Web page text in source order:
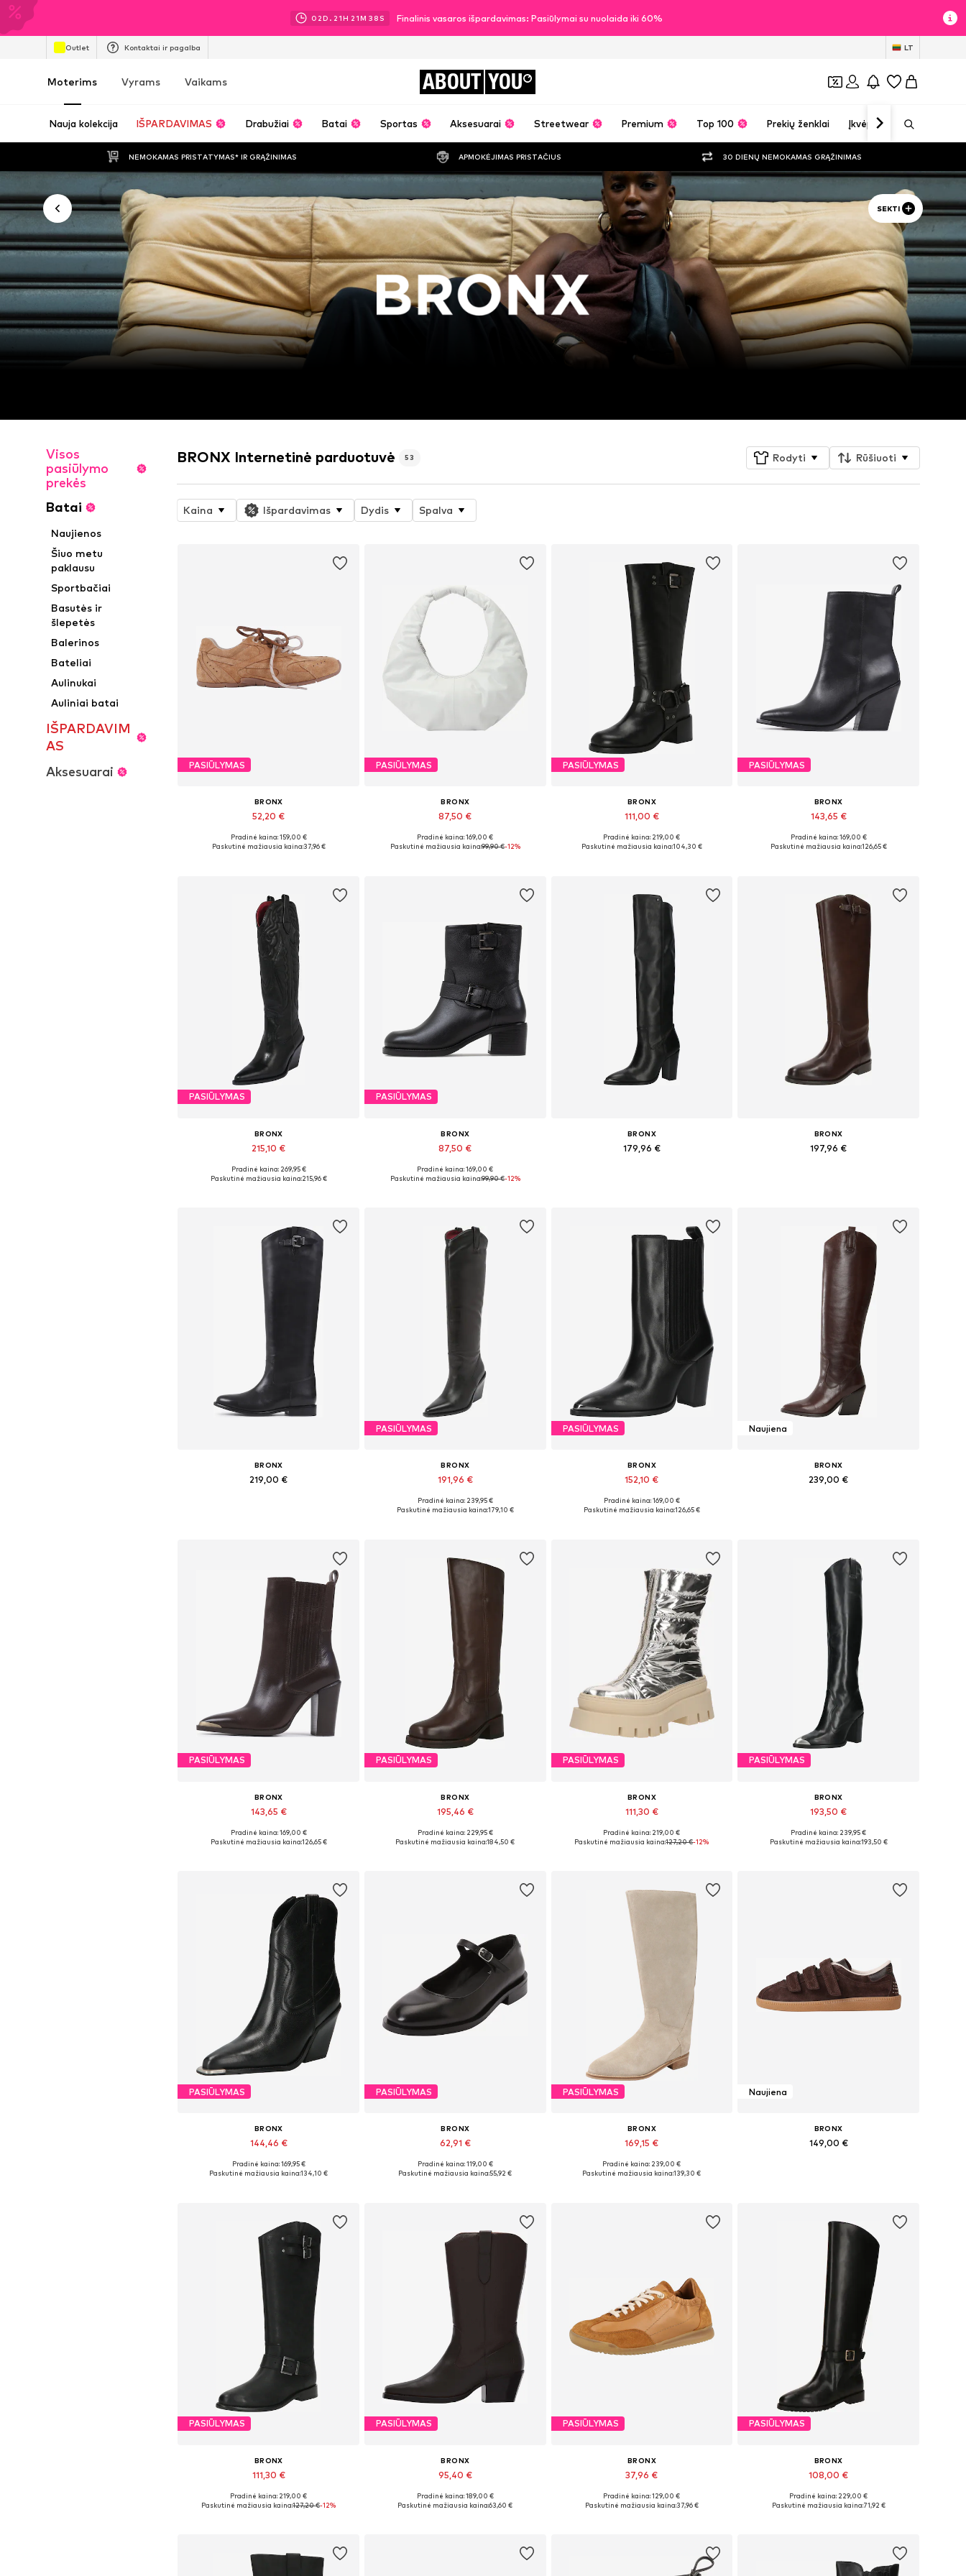
02D. 21H 21M 36 S Finalinis vasaros išpardavimas: Pasiūlymai su nuolaida iki 60%
Outlet Kontaktai ir pagalba LT
Moterims Vyrams Vaikams ABOUT YOU
Nauja kolekcija IŠPARDAVIMAS Drabužiai Batai Sportas Aksesuarai Streetwear Premium Top 100 Prekių ženklai Įkvėpimas
NEMOKAMAS PRISTATYMAS* IR GRĄŽINIMAS APMOKĖJIMAS PRISTAČIUS 30 DIENŲ NEMOKAMAS GRĄŽINIMAS
SEKTI
Visos
pasiūlymo
prekės
Batai
Naujienos
Šiuo metu
paklausu
Sportbačiai
Basutės ir
šlepetės
Balerinos
Bateliai
Aulinukai
Auliniai batai
IŠPARDAVIM
AS
Aksesuarai
BRONX Internetinė parduotuvė 53 Rodyti Rūšiuoti
Kaina Išpardavimas Dydis Spalva
PASIŪLYMAS
BRONX
52,20 €
Galimi dydžiai: 37, 38, 39, 40, 41, 42
Pradinė kaina: 159,00 €
Paskutinė mažiausia kaina:37,96 €
PASIŪLYMAS
BRONX
87,50 €
Galimi dydžiai: One Size
Pradinė kaina: 169,00 €
Paskutinė mažiausia kaina:99,90 €-12%
PASIŪLYMAS
BRONX
111,00 €
Galimi dydžiai: 37, 38, 39
Pradinė kaina: 219,00 €
Paskutinė mažiausia kaina:104,30 €
PASIŪLYMAS
BRONX
143,65 €
Galimi dydžiai: 37, 38, 39, 40, 41, 42
Pradinė kaina: 169,00 €
Paskutinė mažiausia kaina:126,65 €
PASIŪLYMAS
BRONX
215,10 €
Galimi dydžiai: 37, 38, 39, 40, 41, 42
Pradinė kaina: 269,95 €
Paskutinė mažiausia kaina:215,96 €
PASIŪLYMAS
BRONX
87,50 €
Galimi dydžiai: 37, 38, 40
Pradinė kaina: 169,00 €
Paskutinė mažiausia kaina:99,90 €-12%
BRONX
179,96 €
BRONX
197,96 €
BRONX
219,00 €
PASIŪLYMAS
BRONX
191,96 €
Yra daugybė dydžių
Pradinė kaina: 239,95 €
Paskutinė mažiausia kaina:179,10 €
PASIŪLYMAS
BRONX
152,10 €
Yra daugybė dydžių
Pradinė kaina: 169,00 €
Paskutinė mažiausia kaina:126,65 €
Naujiena
BRONX
239,00 €
PASIŪLYMAS
BRONX
143,65 €
Galimi dydžiai: 37, 38, 39, 40, 41, 42
Pradinė kaina: 169,00 €
Paskutinė mažiausia kaina:126,65 €
PASIŪLYMAS
BRONX
195,46 €
Yra daugybė dydžių
Pradinė kaina: 229,95 €
Paskutinė mažiausia kaina:184,50 €
PASIŪLYMAS
BRONX
111,30 €
Galimi dydžiai: 37, 39, 40, 41
Pradinė kaina: 219,00 €
Paskutinė mažiausia kaina:127,20 €-12%
PASIŪLYMAS
BRONX
193,50 €
Yra daugybė dydžių
Pradinė kaina: 239,95 €
Paskutinė mažiausia kaina:193,50 €
PASIŪLYMAS
BRONX
144,46 €
Yra daugybė dydžių
Pradinė kaina: 169,95 €
Paskutinė mažiausia kaina:134,10 €
PASIŪLYMAS
BRONX
62,91 €
Galimi dydžiai: 38, 39, 40, 41
Pradinė kaina: 119,00 €
Paskutinė mažiausia kaina:55,92 €
PASIŪLYMAS
BRONX
169,15 €
Galimi dydžiai: 37, 38, 40
Pradinė kaina: 239,00 €
Paskutinė mažiausia kaina:139,30 €
Naujiena
BRONX
149,00 €
PASIŪLYMAS
BRONX
111,30 €
Galimi dydžiai: 36, 37, 38, 39
Pradinė kaina: 219,00 €
Paskutinė mažiausia kaina:127,20 €-12%
PASIŪLYMAS
BRONX
95,40 €
Galimi dydžiai: 39, 40
Pradinė kaina: 189,00 €
Paskutinė mažiausia kaina:63,60 €
PASIŪLYMAS
BRONX
37,96 €
Galimi dydžiai: 37, 38, 39, 42
Pradinė kaina: 129,00 €
Paskutinė mažiausia kaina:37,96 €
PASIŪLYMAS
BRONX
108,00 €
Galimi dydžiai: 37, 38
Pradinė kaina: 229,00 €
Paskutinė mažiausia kaina:71,92 €